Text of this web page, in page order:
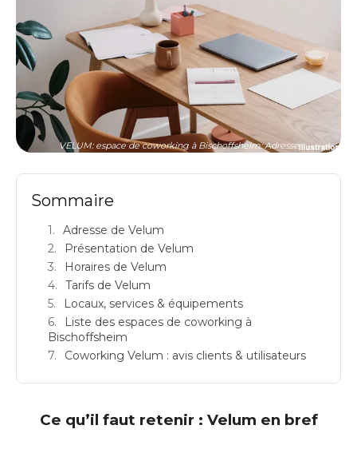
VELUM: espace de coworking à Bischoffsheim: Adresse
Sommaire
Adresse de Velum
Présentation de Velum
Horaires de Velum
Tarifs de Velum
Locaux, services & équipements
Liste des espaces de coworking à
Bischoffsheim
Coworking Velum : avis clients & utilisateurs
Ce qu’il faut retenir : Velum en bref